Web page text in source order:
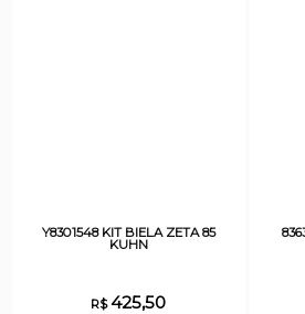
Y8301548 KIT BIELA ZETA 85
KUHN
R$425,50